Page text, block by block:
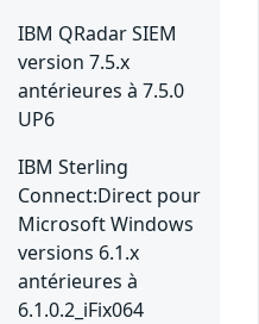
IBM QRadar SIEM
version 7.5.x
antérieures à 7.5.0
UP6
IBM Sterling
Connect:Direct pour
Microsoft Windows
versions 6.1.x
antérieures à
6.1.0.2_iFix064